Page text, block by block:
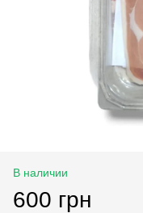
В наличии
600 грн